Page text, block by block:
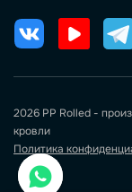
2026 PP Rolled -
кровли
Политика